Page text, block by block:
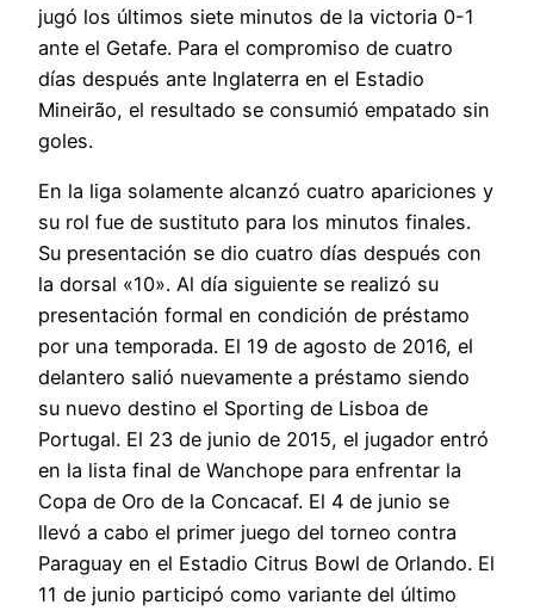
jugó los últimos siete minutos de la victoria 0-1
ante el Getafe. Para el compromiso de cuatro
días después ante Inglaterra en el Estadio
Mineirão, el resultado se consumió empatado sin
goles.
En la liga solamente alcanzó cuatro apariciones y
su rol fue de sustituto para los minutos finales.
Su presentación se dio cuatro días después con
la dorsal «10». Al día siguiente se realizó su
presentación formal en condición de préstamo
por una temporada. El 19 de agosto de 2016, el
delantero salió nuevamente a préstamo siendo
su nuevo destino el Sporting de Lisboa de
Portugal. El 23 de junio de 2015, el jugador entró
en la lista final de Wanchope para enfrentar la
Copa de Oro de la Concacaf. El 4 de junio se
llevó a cabo el primer juego del torneo contra
Paraguay en el Estadio Citrus Bowl de Orlando. El
11 de junio participó como variante del último